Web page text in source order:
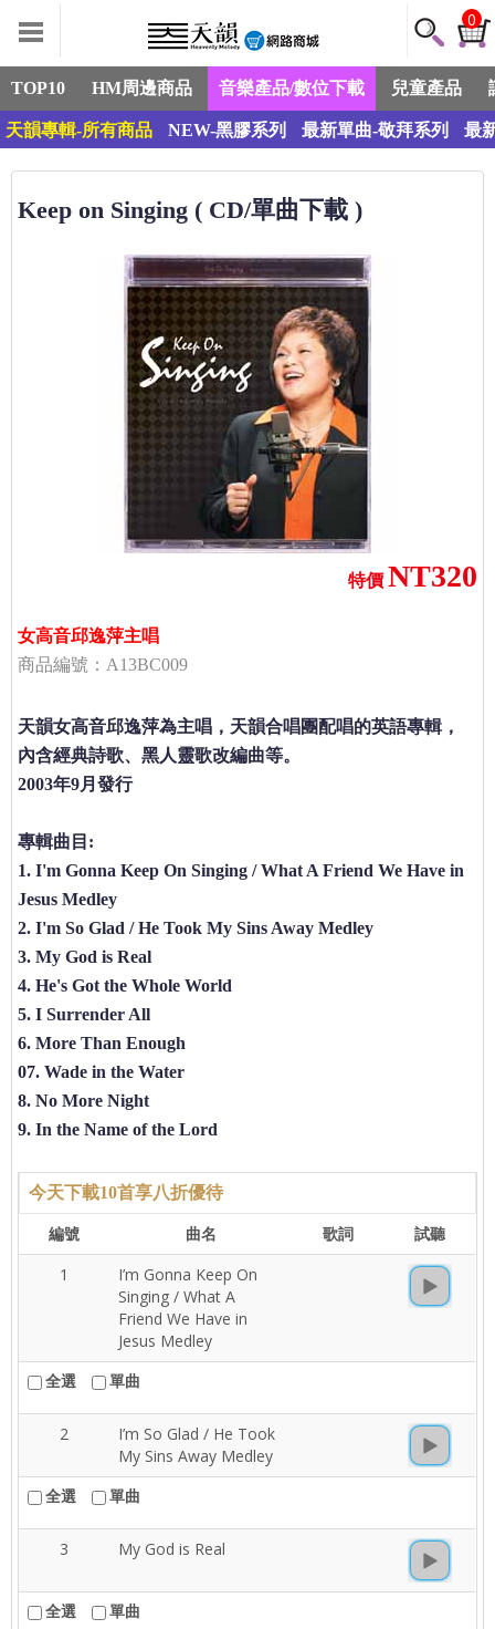
0
TOP10 HM周邊商品 音樂產品/數位下載 兒童產品
天韻專輯-所有商品 NEW-黑膠系列 最新單曲-敬拜系列 最
Keep on Singing ( CD/單曲下載 )
特價 NT320
女高音邱逸萍主唱
商品編號：A13BC009
天韻女高音邱逸萍為主唱，天韻合唱團配唱的英語專輯，
內含經典詩歌、黑人靈歌改編曲等。
2003年9月發行
專輯曲目:
1. I'm Gonna Keep On Singing / What A Friend We Have in
Jesus Medley
2. I'm So Glad / He Took My Sins Away Medley
3. My God is Real
4. He's Got the Whole World
5. I Surrender All
6. More Than Enough
07. Wade in the Water
8. No More Night
9. In the Name of the Lord
今天下載10首享八折優待
編號 曲名 歌詞
試聽
1
I’m Gonna Keep On
Singing / What A
Friend We Have in
Jesus Medley
全選 單曲
2
I’m So Glad / He Took
My Sins Away Medley
全選 單曲
3 My God is Real
全選 單曲